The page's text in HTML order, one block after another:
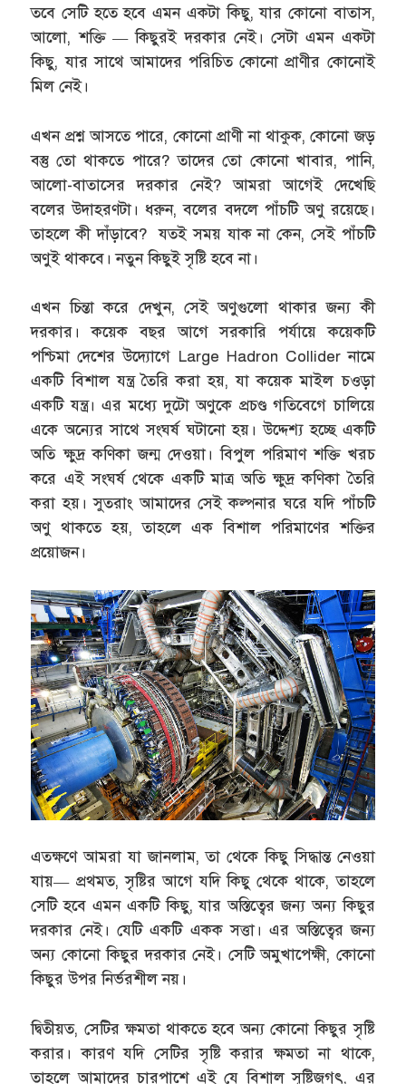
তবে সেটি হতে হবে এমন একটা কিছু, যার কোনো বাতাস,
আলো, শক্তি — কিছুরই দরকার নেই। সেটা এমন একটা
কিছু, যার সাথে আমাদের পরিচিত কোনো প্রাণীর কোনোই
মিল নেই।
এখন প্রশ্ন আসতে পারে, কোনো প্রাণী না থাকুক, কোনো জড়
বস্তু তো থাকতে পারে? তাদের তো কোনো খাবার, পানি,
আলো-বাতাসের দরকার নেই? আমরা আগেই দেখেছি
বলের উদাহরণটা। ধরুন, বলের বদলে পাঁচটি অণু রয়েছে।
তাহলে কী দাঁড়াবে? যতই সময় যাক না কেন, সেই পাঁচটি
অণুই থাকবে। নতুন কিছুই সৃষ্টি হবে না।
এখন চিন্তা করে দেখুন, সেই অণুগুলো থাকার জন্য কী
দরকার। কয়েক বছর আগে সরকারি পর্যায়ে কয়েকটি
পশ্চিমা দেশের উদ্যোগে Large Hadron Collider নামে
একটি বিশাল যন্ত্র তৈরি করা হয়, যা কয়েক মাইল চওড়া
একটি যন্ত্র। এর মধ্যে দুটো অণুকে প্রচণ্ড গতিবেগে চালিয়ে
একে অন্যের সাথে সংঘর্ষ ঘটানো হয়। উদ্দেশ্য হচ্ছে একটি
অতি ক্ষুদ্র কণিকা জন্ম দেওয়া। বিপুল পরিমাণ শক্তি খরচ
করে এই সংঘর্ষ থেকে একটি মাত্র অতি ক্ষুদ্র কণিকা তৈরি
করা হয়। সুতরাং আমাদের সেই কল্পনার ঘরে যদি পাঁচটি
অণু থাকতে হয়, তাহলে এক বিশাল পরিমাণের শক্তির
প্রয়োজন।
এতক্ষণে আমরা যা জানলাম, তা থেকে কিছু সিদ্ধান্ত নেওয়া
যায়— প্রথমত, সৃষ্টির আগে যদি কিছু থেকে থাকে, তাহলে
সেটি হবে এমন একটি কিছু, যার অস্তিত্বের জন্য অন্য কিছুর
দরকার নেই। যেটি একটি একক সত্তা। এর অস্তিত্বের জন্য
অন্য কোনো কিছুর দরকার নেই। সেটি অমুখাপেক্ষী, কোনো
কিছুর উপর নির্ভরশীল নয়।
দ্বিতীয়ত, সেটির ক্ষমতা থাকতে হবে অন্য কোনো কিছুর সৃষ্টি
করার। কারণ যদি সেটির সৃষ্টি করার ক্ষমতা না থাকে,
তাহলে আমাদের চারপাশে এই যে বিশাল সৃষ্টিজগৎ, এর